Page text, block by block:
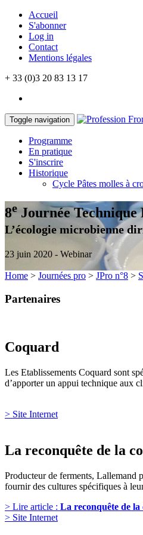
Accueil
S'abonner
Log in
Contact
Mentions légales
+ 33 (0)3 20 83 13 17
Toggle navigation
Programme
En pratique
S'inscrire
Historique
Cycle Pâtes molles à
8e Journée Technique
L’écologie microbienne
23 juin 2020 - Webinar
Home > Journées pro > JPro n°8 >
Partenaires
Coquard
Les Etablissements Coquard sont
d’apporter un appui technique aux
> Site Internet
La reconquête de la
Producteur de ferments, Lallemand
fournir des cultures spécifiques à
> Lire article : La reconquête de la
> Site Internet